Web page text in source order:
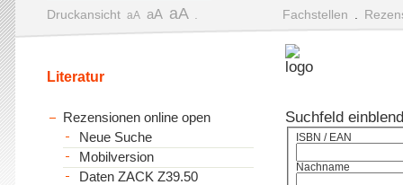
Druckansicht aA aA aA Fachstellen
Suchfeld
ISBN / EAN
Nachname
Literatur
Rezensionen online open
Neue Suche
Mobilversion
Daten ZACK Z39.50